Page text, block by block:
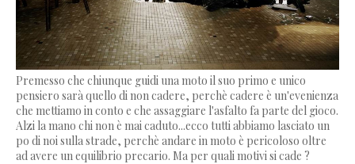
Premesso che chiunque guidi una moto il suo primo e unico
pensiero sarà quello di non cadere, perchè cadere è un'evenienza
che mettiamo in conto e che assaggiare l'asfalto fa parte del gioco.
Alzi la mano chi non è mai caduto...ecco tutti abbiamo lasciato un
po di noi sulla strade, perchè andare in moto è pericoloso oltre
ad avere un equilibrio precario. Ma per quali motivi si cade ?